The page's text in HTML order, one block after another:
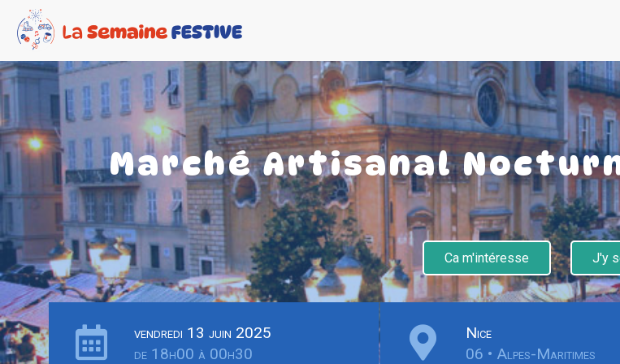
Marché Artisanal
Ca m'intéresse J'y
vendredi 13 juin 2025
de 18h00 à 00h30
Nice
06 • Alpes-Maritimes